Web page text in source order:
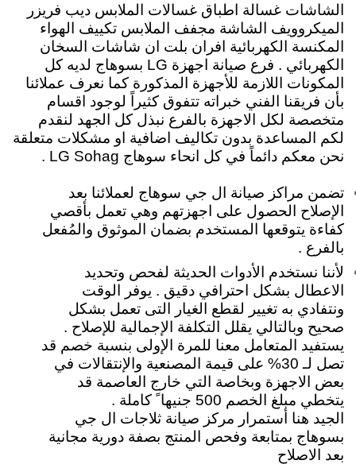
الشاشات غسالة اطباق غسالات الملابس ديب فريزر
الميكروويف الشاشة مجفف الملابس تكييف الهواء
المكنسة الكهربائية افران بلت ان شاشات السخان
الكهربائي . فرع صيانة اجهزة LG بسوهاج لديه كل
المكونات اللازمة للأجهزة المذكورة كما نعرف عملائنا
بأن فريقنا الفني خبراته تتفوق كثيراً لوجود اقسام
متخصصة لكل الاجهزة بالفرع نبذل كل الجهد لنقدم
لكم المساعدة بدون تكاليف اضافية او مشكلات متعلقة
نحن معكم دائماً في كل انحاء سوهاج LG Sohag .
تضمن مراكز صيانة ال جي سوهاج لعملائنا بعد
الإصلاح الحصول على اجهزتهم وهي تعمل بأقصي
كفاءة يتوقعها المستخدم بضمان الموثوق والمُفعل
بالفرع .
لأننا نستخدم الأدوات الحديثة لفحص وتحديد
الاعطال بشكل احترافي دقيق . يوفر الوقت
ونتفادي به تغيير لقطع الغيار التى تعمل بشكل
صحيح وبالتالي يقلل التكلفة الإجمالية للإصلاح .
يستفيد المتعامل معنا للمرة الإولى بنسبة خصم قد
تصل لـ 30% على قيمة المصنعية والإنتقالات في
بعض الاجهزة وبخاصة التي خارج العاصمة قد
يتخطي مبلغ الخصم 500 جنيها ً كاملة .
الجيد هنا أستمرار مركز صيانة ثلاجات ال جي
بسوهاج بمتابعة وفحص المنتج بصفة دورية مجانية
بعد الاصلاح